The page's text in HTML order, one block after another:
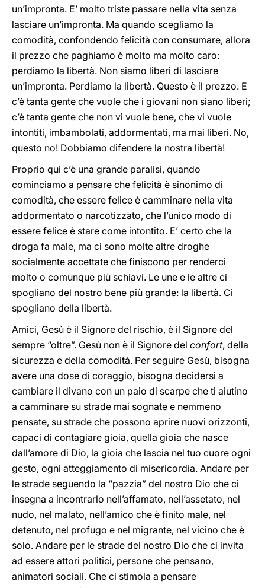
un’impronta. E’ molto triste passare nella vita senza
lasciare un’impronta. Ma quando scegliamo la
comodità, confondendo felicità con consumare, allora
il prezzo che paghiamo è molto ma molto caro:
perdiamo la libertà. Non siamo liberi di lasciare
un’impronta. Perdiamo la libertà. Questo è il prezzo. E
c’è tanta gente che vuole che i giovani non siano liberi;
c’è tanta gente che non vi vuole bene, che vi vuole
intontiti, imbambolati, addormentati, ma mai liberi. No,
questo no! Dobbiamo difendere la nostra libertà!
Proprio qui c’è una grande paralisi, quando
cominciamo a pensare che felicità è sinonimo di
comodità, che essere felice è camminare nella vita
addormentato o narcotizzato, che l’unico modo di
essere felice è stare come intontito. E’ certo che la
droga fa male, ma ci sono molte altre droghe
socialmente accettate che finiscono per renderci
molto o comunque più schiavi. Le une e le altre ci
spogliano del nostro bene più grande: la libertà. Ci
spogliano della libertà.
Amici, Gesù è il Signore del rischio, è il Signore del
sempre “oltre”. Gesù non è il Signore del confort, della
sicurezza e della comodità. Per seguire Gesù, bisogna
avere una dose di coraggio, bisogna decidersi a
cambiare il divano con un paio di scarpe che ti aiutino
a camminare su strade mai sognate e nemmeno
pensate, su strade che possono aprire nuovi orizzonti,
capaci di contagiare gioia, quella gioia che nasce
dall’amore di Dio, la gioia che lascia nel tuo cuore ogni
gesto, ogni atteggiamento di misericordia. Andare per
le strade seguendo la “pazzia” del nostro Dio che ci
insegna a incontrarlo nell’affamato, nell’assetato, nel
nudo, nel malato, nell’amico che è finito male, nel
detenuto, nel profugo e nel migrante, nel vicino che è
solo. Andare per le strade del nostro Dio che ci invita
ad essere attori politici, persone che pensano,
animatori sociali. Che ci stimola a pensare